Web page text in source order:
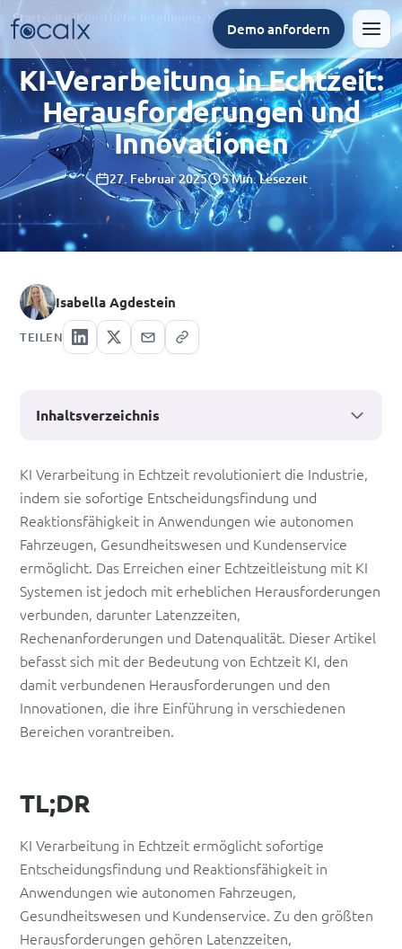
Demo anfordern
Startseite /
KI-Verarbeitung in Echtzeit:
Herausforderungen und
Innovationen
27. Februar 2025 5 Min. Lesezeit
Isabella Agdestein
TEILEN
KI-
Verarbeitung
in
Echtzeit:
Herausforderungen
und
Innovationen
KI Verarbeitung in Echtzeit revolutioniert die Industrie,
indem sie sofortige Entscheidungsfindung und
Reaktionsfähigkeit in Anwendungen wie autonomen
Fahrzeugen, Gesundheitswesen und Kundenservice
ermöglicht. Das Erreichen einer Echtzeitleistung mit KI
Systemen ist jedoch mit erheblichen Herausforderungen
verbunden, darunter Latenzzeiten,
Rechenanforderungen und Datenqualität. Dieser Artikel
befasst sich mit der Bedeutung von Echtzeit KI, den
damit verbundenen Herausforderungen und den
Innovationen, die ihre Einführung in verschiedenen
Bereichen vorantreiben.
TL;DR
KI Verarbeitung in Echtzeit ermöglicht sofortige
Entscheidungsfindung und Reaktionsfähigkeit in
Anwendungen wie autonomen Fahrzeugen,
Gesundheitswesen und Kundenservice. Zu den größten
Herausforderungen gehören Latenzzeiten,
Inhaltsverzeichnis